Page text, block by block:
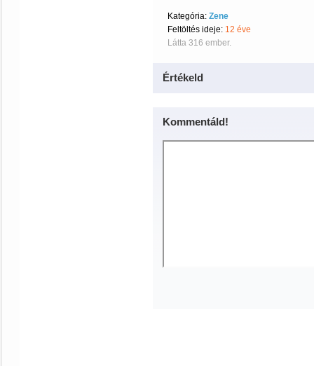
Kategória: Zene
Feltöltés ideje: 12 éve
Látta 316 ember.
Értékeld
Kommentáld!